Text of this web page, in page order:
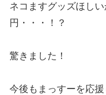
ネコますグッズほし
円・・・！？
驚きました！
今後もまっすーを応援